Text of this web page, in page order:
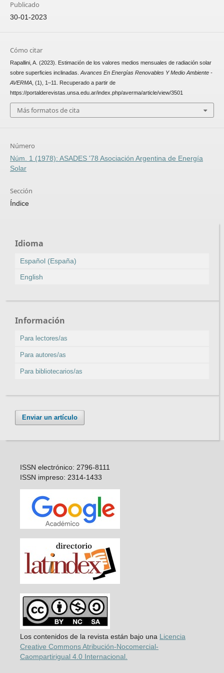
Publicado
30-01-2023
Cómo citar
Rapallini, A. (2023). Estimación de los valores medios mensuales de radiación solar
sobre superficies inclinadas. Avances En Energías Renovables Y Medio Ambiente -
AVERMA, (1), 1–11. Recuperado a partir de
https://portalderevistas.unsa.edu.ar/index.php/averma/article/view/3501
Más formatos de cita
Número
Núm. 1 (1978): ASADES '78 Asociación Argentina de Energía
Solar
Sección
Índice
Idioma
Español (España)
English
Información
Para lectores/as
Para autores/as
Para bibliotecarios/as
Enviar un artículo
ISSN electrónico: 2796-8111
ISSN impreso: 2314-1433
Los contenidos de la revista están bajo una Licencia
Creative Commons Atribución-Nocomercial-
Caompartirigual 4.0 Internacional.